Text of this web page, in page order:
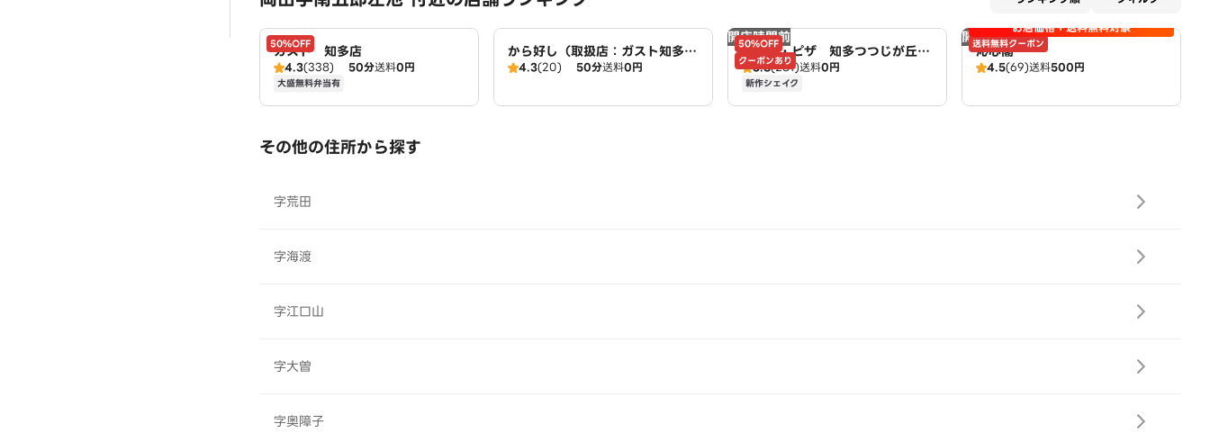
50%OFF
ガスト 知多店
4.3(338) 50分送料0円
大盛無料弁当有
から好し（取扱店：ガスト知多
店）
4.3(20) 50分送料0円
開店時間前
50%OFF
クーポンあり
ドミノ・ピザ 知多つつじが丘
店 Domino's
3.8(281)送料0円
新作シェイク
開店時間前
送料無料クーポン
お店価格＋送料無料対象
沁心閣
4.5(69)送料500円
その他の住所から探す
字荒田
字海渡
字江口山
字大曽
字奥障子